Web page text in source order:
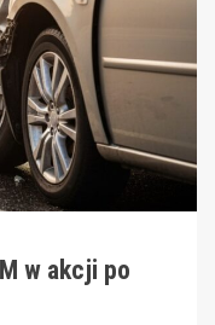
w akcji po